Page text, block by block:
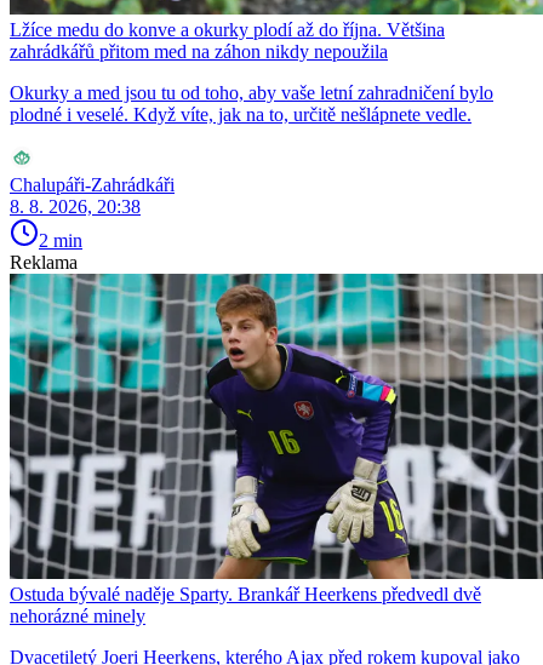
Lžíce medu do konve a okurky plodí až do října. Většina
zahrádkářů přitom med na záhon nikdy nepoužila
Okurky a med jsou tu od toho, aby vaše letní zahradničení bylo
plodné i veselé. Když víte, jak na to, určitě nešlápnete vedle.
Chalupáři-Zahrádkáři
8. 8. 2026, 20:38
2 min
Reklama
Ostuda bývalé naděje Sparty. Brankář Heerkens předvedl dvě
nehorázné minely
Dvacetiletý Joeri Heerkens, kterého Ajax před rokem kupoval jako